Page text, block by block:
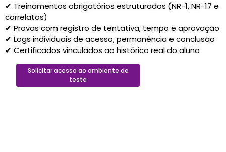
✔ Treinamentos obrigatórios estruturados (NR-1, NR-17 e
correlatos)
✔ Provas com registro de tentativa, tempo e aprovação
✔ Logs individuais de acesso, permanência e conclusão
✔ Certificados vinculados ao histórico real do aluno
Solicitar acesso ao ambiente de
teste